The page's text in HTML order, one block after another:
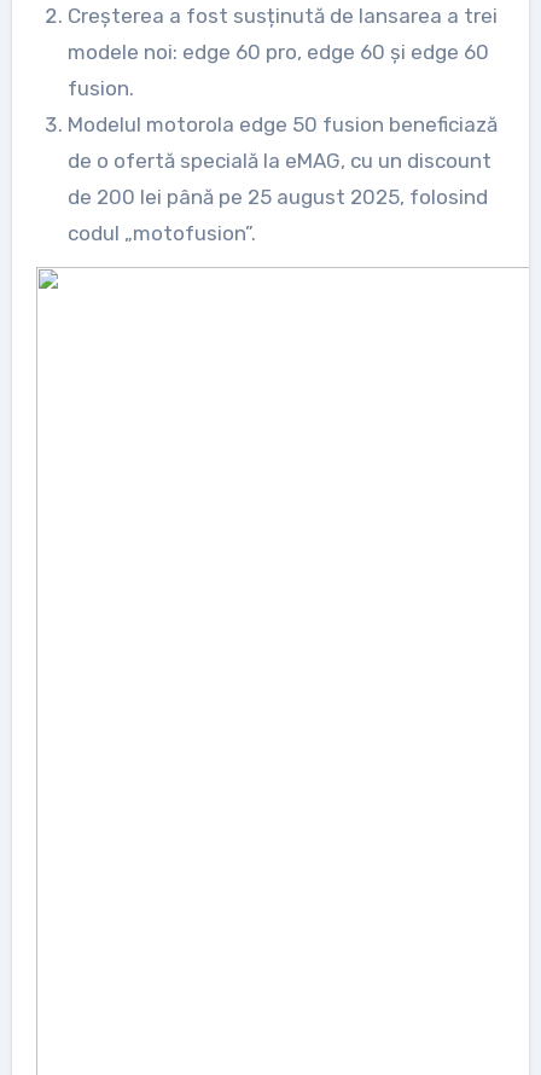
Creșterea a fost susținută de lansarea a trei
modele noi: edge 60 pro, edge 60 și edge 60
fusion.
Modelul motorola edge 50 fusion beneficiază
de o ofertă specială la eMAG, cu un discount
de 200 lei până pe 25 august 2025, folosind
codul „motofusion”.